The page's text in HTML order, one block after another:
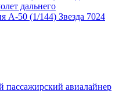
дальнего
А-50 (1/144) Звезда 7024